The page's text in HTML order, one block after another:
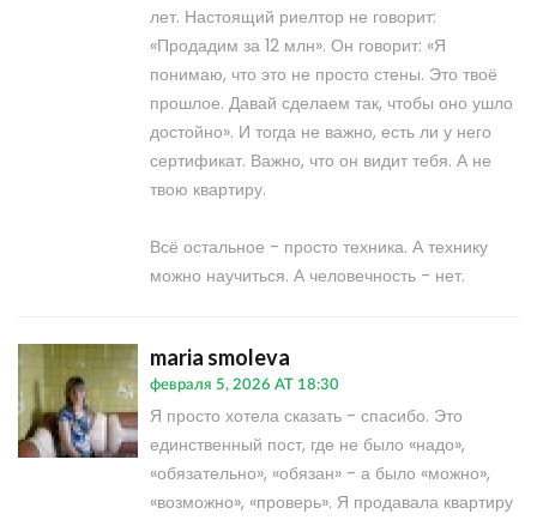
лет. Настоящий риелтор не говорит:
«Продадим за 12 млн». Он говорит: «Я
понимаю, что это не просто стены. Это твоё
прошлое. Давай сделаем так, чтобы оно ушло
достойно». И тогда не важно, есть ли у него
сертификат. Важно, что он видит тебя. А не
твою квартиру.
Всё остальное - просто техника. А технику
можно научиться. А человечность - нет.
maria smoleva
февраля 5, 2026 AT 18:30
Я просто хотела сказать - спасибо. Это
единственный пост, где не было «надо»,
«обязательно», «обязан» - а было «можно»,
«возможно», «проверь». Я продавала квартиру